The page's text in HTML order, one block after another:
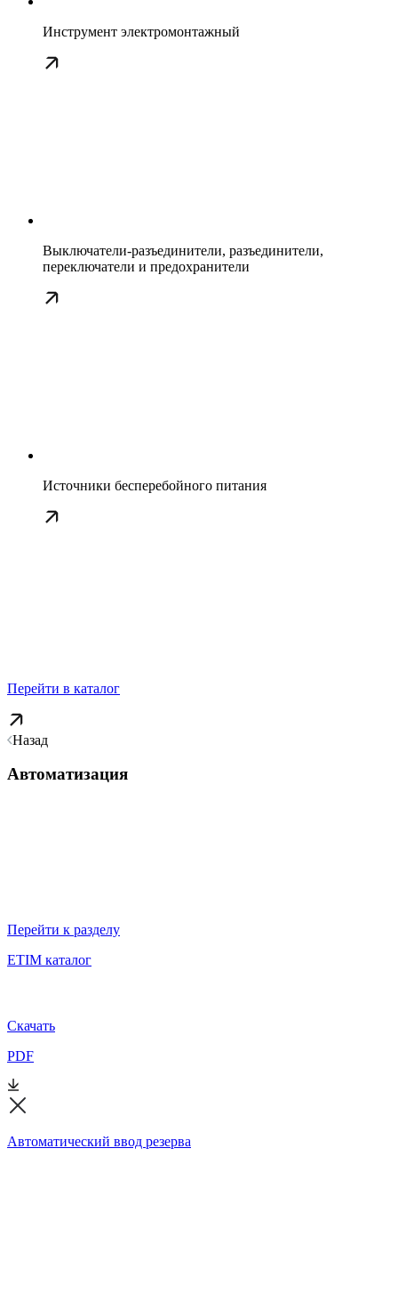
Инструмент электромонтажный
Выключатели-разъединители, разъединители,
переключатели и предохранители
Источники бесперебойного питания
Перейти в каталог
Назад
Автоматизация
Перейти к разделу
ETIM каталог
Скачать
PDF
Автоматический ввод резерва